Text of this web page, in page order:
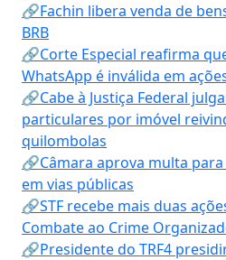
🔗Fachin libera venda de
BRB
🔗Corte Especial reafirma
WhatsApp é inválida em
🔗Cabe à Justiça Federal
particulares por imóvel
quilombolas
🔗Câmara aprova multa
em vias públicas
🔗STF recebe mais duas
Combate ao Crime
🔗Presidente do TRF4